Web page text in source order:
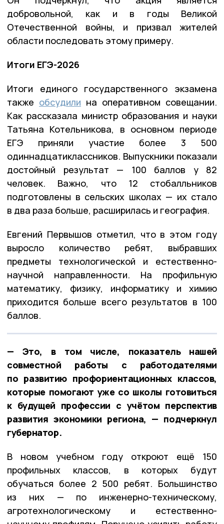
добровольной, как и в годы Великой
Отечественной войны, и призвал жителей
области последовать этому примеру.
Итоги ЕГЭ-2026
Итоги единого государственного экзамена
также обсудили на оперативном совещании.
Как рассказала министр образования и науки
Татьяна Котельникова, в основном периоде
ЕГЭ приняли участие более 3 500
одиннадцатиклассников. Выпускники показали
достойный результат — 100 баллов у 82
человек. Важно, что 12 стобалльников
подготовлены в сельских школах — их стало
в два раза больше, расширилась и география.
Евгений Первышов отметил, что в этом году
выросло количество ребят, выбравших
предметы технологической и естественно-
научной направленности. На профильную
математику, физику, информатику и химию
приходится больше всего результатов в 100
баллов.
— Это, в том числе, показатель нашей
совместной работы с работодателями
по развитию профориентационных классов,
которые помогают уже со школы готовиться
к будущей профессии с учётом перспектив
развития экономики региона, — подчеркнул
губернатор.
В новом учебном году откроют ещё 150
профильных классов, в которых будут
обучаться более 2 500 ребят. Большинство
из них — по инженерно-техническому,
агротехнологическому и естественно-